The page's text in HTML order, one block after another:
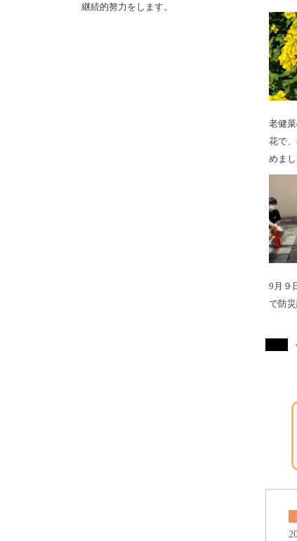
老健
花で
めまし
9月９
で防
継続的努力をします。